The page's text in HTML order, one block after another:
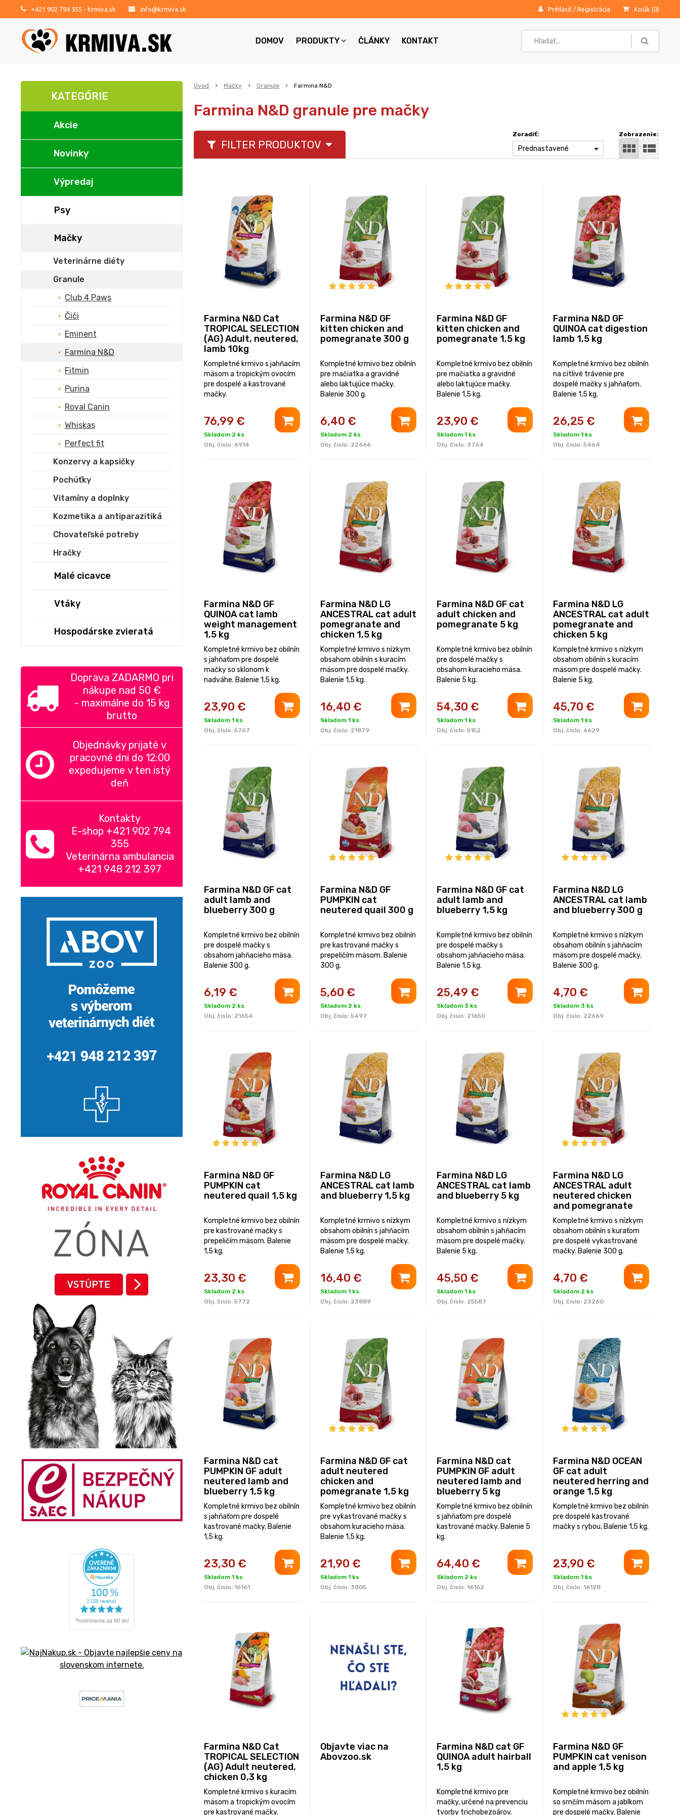
+421 902 794 355 - krmiva.sk info@krmiva.sk Prihlásiť / Registrácia Košík (0)
DOMOV PRODUKTY ČLÁNKY KONTAKT
Úvod Mačky Granule Farmina N&D
Farmina N&D granule pre mačky
Zobrazenie:
Zoradiť:
Prednastavené
FILTER PRODUKTOV
Farmina N&D Cat
TROPICAL SELECTION
(AG) Adult, neutered,
lamb 10kg
Kompletné krmivo s jahňacím
mäsom a tropickým ovocím
pre dospelé a kastrované
mačky.
76,99 €
Skladom 2 ks
Obj. čislo: 6914
Farmina N&D GF
kitten chicken and
pomegranate 300 g
Kompletné krmivo bez obilnín
pre mačiatka a gravidné
alebo laktujúce mačky.
Balenie 300 g.
6,40 €
Skladom 2 ks
Obj. čislo: 22666
Farmina N&D GF
kitten chicken and
pomegranate 1,5 kg
Kompletné krmivo bez obilnín
pre mačiatka a gravidné
alebo laktujúce mačky.
Balenie 1,5 kg.
23,90 €
Skladom 1 ks
Obj. čislo: 3764
Farmina N&D GF
QUINOA cat digestion
lamb 1,5 kg
Kompletné krmivo bez obilnín
na citlivé trávenie pre
dospelé mačky s jahňaťom.
Balenie 1,5 kg.
26,25 €
Skladom 1 ks
Obj. čislo: 5464
Farmina N&D GF
QUINOA cat lamb
weight management
1,5 kg
Kompletné krmivo bez obilnín
s jahňaťom pre dospelé
mačky so sklonom k
nadváhe. Balenie 1,5 kg.
23,90 €
Skladom 1 ks
Obj. čislo: 5767
Farmina N&D LG
ANCESTRAL cat adult
pomegranate and
chicken 1,5 kg
Kompletné krmivo s nízkym
obsahom obilnín s kuracím
mäsom pre dospelé mačky.
Balenie 1,5 kg.
16,40 €
Skladom 1 ks
Obj. čislo: 21879
Farmina N&D GF cat
adult chicken and
pomegranate 5 kg
Kompletné krmivo bez obilnín
pre dospelé mačky s
obsahom kuracieho mäsa.
Balenie 5 kg.
54,30 €
Skladom 1 ks
Obj. čislo: 5152
Farmina N&D LG
ANCESTRAL cat adult
pomegranate and
chicken 5 kg
Kompletné krmivo s nízkym
obsahom obilnín s kuracím
mäsom pre dospelé mačky.
Balenie 5 kg.
45,70 €
Skladom 1 ks
Obj. čislo: 6629
Farmina N&D GF cat
adult lamb and
blueberry 300 g
Kompletné krmivo bez obilnín
pre dospelé mačky s
obsahom jahňacieho mäsa.
Balenie 300 g.
6,19 €
Skladom 2 ks
Obj. čislo: 21654
Farmina N&D GF
PUMPKIN cat
neutered quail 300 g
Kompletné krmivo bez obilnín
pre kastrované mačky s
prepeličím mäsom. Balenie
300 g.
5,60 €
Skladom 2 ks
Obj. čislo: 5497
Farmina N&D GF cat
adult lamb and
blueberry 1,5 kg
Kompletné krmivo bez obilnín
pre dospelé mačky s
obsahom jahňacieho mäsa.
Balenie 1,5 kg.
25,49 €
Skladom 3 ks
Obj. čislo: 21650
Farmina N&D LG
ANCESTRAL cat lamb
and blueberry 300 g
Kompletné krmivo s nízkym
obsahom obilnín s jahňacím
mäsom pre dospelé mačky.
Balenie 300 g.
4,70 €
Skladom 3 ks
Obj. čislo: 22669
Farmina N&D GF
PUMPKIN cat
neutered quail 1,5 kg
Kompletné krmivo bez obilnín
pre kastrované mačky s
prepeličím mäsom. Balenie
1,5 kg.
23,30 €
Skladom 2 ks
Obj. čislo: 5772
Farmina N&D LG
ANCESTRAL cat lamb
and blueberry 1,5 kg
Kompletné krmivo s nízkym
obsahom obilnín s jahňacím
mäsom pre dospelé mačky.
Balenie 1,5 kg.
16,40 €
Skladom 1 ks
Obj. čislo: 23889
Farmina N&D LG
ANCESTRAL cat lamb
and blueberry 5 kg
Kompletné krmivo s nízkym
obsahom obilnín s jahňacím
mäsom pre dospelé mačky.
Balenie 5 kg.
45,50 €
Skladom 1 ks
Obj. čislo: 25587
Farmina N&D LG
ANCESTRAL adult
neutered chicken
and pomegranate
300 g
Kompletné krmivo s nízkym
obsahom obilnín s kuraťom
pre dospelé vykastrované
mačky. Balenie 300 g.
4,70 €
Skladom 2 ks
Obj. čislo: 23260
Farmina N&D cat
PUMPKIN GF adult
neutered lamb and
blueberry 1,5 kg
Kompletné krmivo bez obilnín
s jahňaťom pre dospelé
kastrované mačky. Balenie
1,5 kg.
23,30 €
Skladom 1 ks
Obj. čislo: 16161
Farmina N&D GF cat
adult neutered
chicken and
pomegranate 1,5 kg
Kompletné krmivo bez obilnín
pre vykastrované mačky s
obsahom kuracieho mäsa.
Balenie 1,5 kg.
21,90 €
Skladom 1 ks
Obj. čislo: 3805
Farmina N&D cat
PUMPKIN GF adult
neutered lamb and
blueberry 5 kg
Kompletné krmivo bez obilnín
s jahňaťom pre dospelé
kastrované mačky. Balenie 5
kg.
64,40 €
Skladom 2 ks
Obj. čislo: 16162
Farmina N&D OCEAN
GF cat adult
neutered herring and
orange 1,5 kg
Kompletné krmivo bez obilnín
pre dospelé kastrované
mačky s rybou. Balenie 1,5 kg.
23,90 €
Skladom 1 ks
Obj. čislo: 16128
Farmina N&D Cat
TROPICAL SELECTION
(AG) Adult neutered,
chicken 0,3 kg
Kompletné krmivo s kuracím
mäsom a tropickým ovocím
pre kastrované mačky.
Objavte viac na
Abovzoo.sk
Farmina N&D cat GF
QUINOA adult hairball
1,5 kg
Kompletné krmivo pre
mačky, určené na prevenciu
tvorby trichobezoárov.
Farmina N&D GF
PUMPKIN cat venison
and apple 1,5 kg
Kompletné krmivo bez obilnín
so srnčím mäsom a jablkom
pre dospelé mačky. Balenie
KATEGÓRIE
Akcie
Novinky
Výpredaj
Psy
Mačky
Veterinárne diéty
Granule
Club 4 Paws
Čiči
Eminent
Farmina N&D
Fitmin
Purina
Royal Canin
Whiskas
Perfect fit
Konzervy a kapsičky
Pochúťky
Vitamíny a doplnky
Kozmetika a antiparazitiká
Chovateľské potreby
Hračky
Malé cicavce
Vtáky
Hospodárske zvieratá
Doprava ZADARMO pri
nákupe nad 50 €
- maximálne do 15 kg
brutto
Objednávky prijaté v
pracovné dni do 12:00
expedujeme v ten istý
deň
Kontakty
E-shop +421 902 794
355
Veterinárna ambulancia
+421 948 212 397